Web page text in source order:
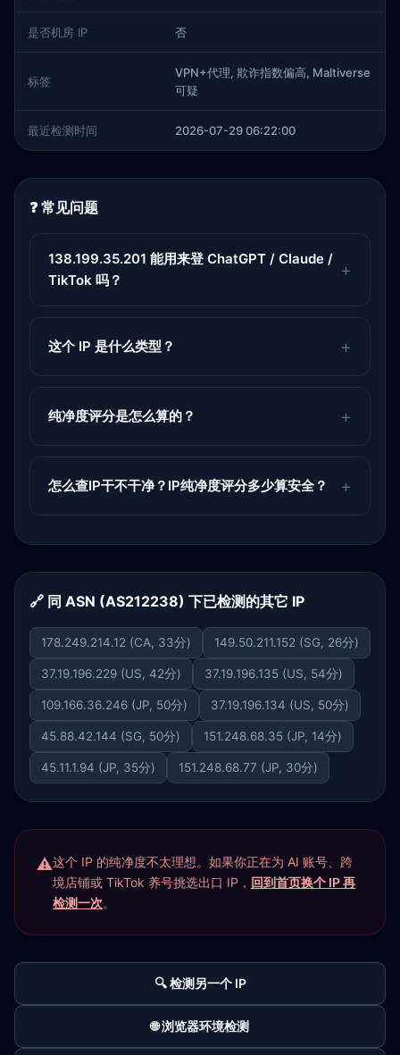
是否机房 IP 否
标签
VPN+代理, 欺诈指数偏高, Maltiverse
可疑
最近检测时间 2026-07-29 06:22:00
❓ 常见问题
138.199.35.201 能用来登 ChatGPT / Claude /
TikTok 吗？
这个 IP 是什么类型？
纯净度评分是怎么算的？
怎么查IP干不干净？IP纯净度评分多少算安全？
🔗 同 ASN (AS212238) 下已检测的其它 IP
178.249.214.12 (CA, 33分) 149.50.211.152 (SG, 26分)
37.19.196.229 (US, 42分) 37.19.196.135 (US, 54分)
109.166.36.246 (JP, 50分) 37.19.196.134 (US, 50分)
45.88.42.144 (SG, 50分) 151.248.68.35 (JP, 14分)
45.11.1.94 (JP, 35分) 151.248.68.77 (JP, 30分)
这个 IP 的纯净度不太理想。如果你正在为 AI 账号、跨
境店铺或 TikTok 养号挑选出口 IP， 回到首页换个 IP 再
检测一次。
🔍 检测另一个 IP
🌐 浏览器环境检测